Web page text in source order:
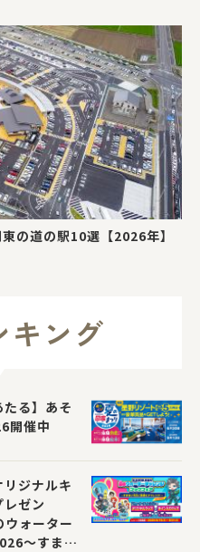
の道の駅10選【2026年】
キング
たる】あそ
開催中
ジナルキ
ゼン
ォーター
～すまな